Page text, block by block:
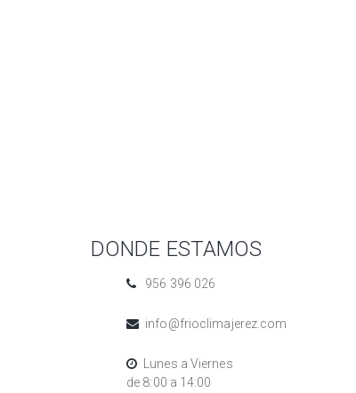
DONDE ESTAMOS
956 396 026
info@frioclimajerez.com
Lunes a Viernes
de 8:00 a 14:00